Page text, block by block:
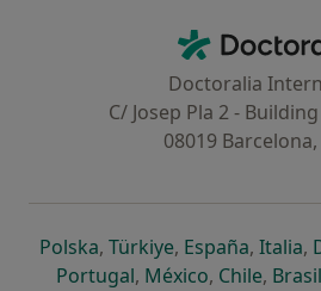
Doctoralia
C/ Josep Pla 2 -
08019
Polskaabre num novo
, Türkiyeabre num novo
, Españaabre
, Italia,
Portugalabre num novo
, Méxicoabre num
, Chileabre
, Brasil